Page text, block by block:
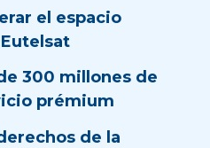
el espacio
300 millones de
prémium
de la